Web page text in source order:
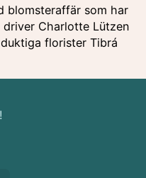
blomsteraffär som har
driver Charlotte Lützen
florister Tibrá